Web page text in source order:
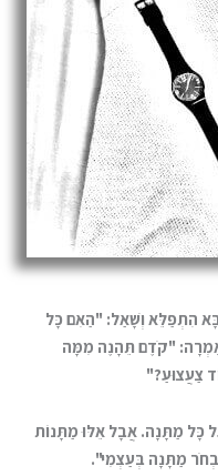
הִתְפַּלֵּא וְשָׁאַל: "הַאִם כָּל
"קֹדֶם תֵּהָנֶה מִמָּה
צַעֲצוּעַ?"
כָּל מַתָּנָה. אֲבָל אֵלּוּ מַתָּנוֹת
מַתָּנָה בְּעַצְמִי".